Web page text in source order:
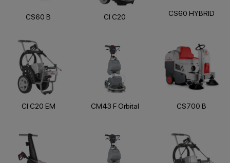
CS60 B CI C20 CS60 HYBRID
CI C20 EM CM43 F Orbital CS700 B